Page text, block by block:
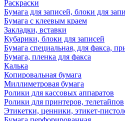
Раскраски
Бумага для записей, блоки для
Бумага с клеевым краем
Закладки, вставки
Кубарики, блоки для записей
Бумага специальная, для факса,
Бумага, пленка для факса
Калька
Копировальная бумага
Миллиметровая бумага
Ролики для кассовых аппаратов
Ролики для принтеров, телетайпов
Этикетки, ценники, этикет-